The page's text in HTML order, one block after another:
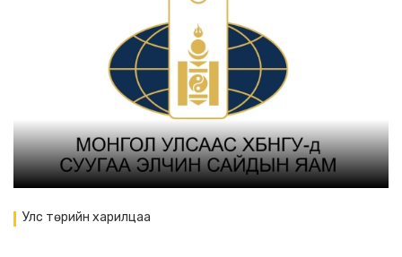
Улс төрийн харилцаа